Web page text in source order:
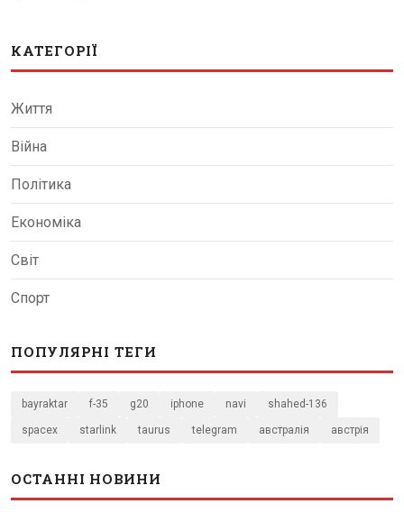
КАТЕГОРІЇ
Життя
Війна
Політика
Економіка
Світ
Спорт
ПОПУЛЯРНІ ТЕГИ
bayraktar f-35 g20 iphone navi shahed-136
spacex starlink taurus telegram австралія австрія
ОСТАННІ НОВИНИ